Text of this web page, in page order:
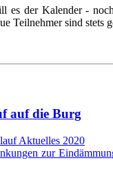
es der Kalender -
Teilnehmer sind stets
auf die Burg
Aktuelles 2020
zur